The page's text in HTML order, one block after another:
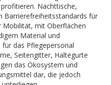
Nachttische,
Barrierefreiheitsstandards für
Mobilität, mit Oberflächen
Material und
das Pflegepersonal
Seitengitter, Haltegurte
das Ökosystem und
dar, die jedoch